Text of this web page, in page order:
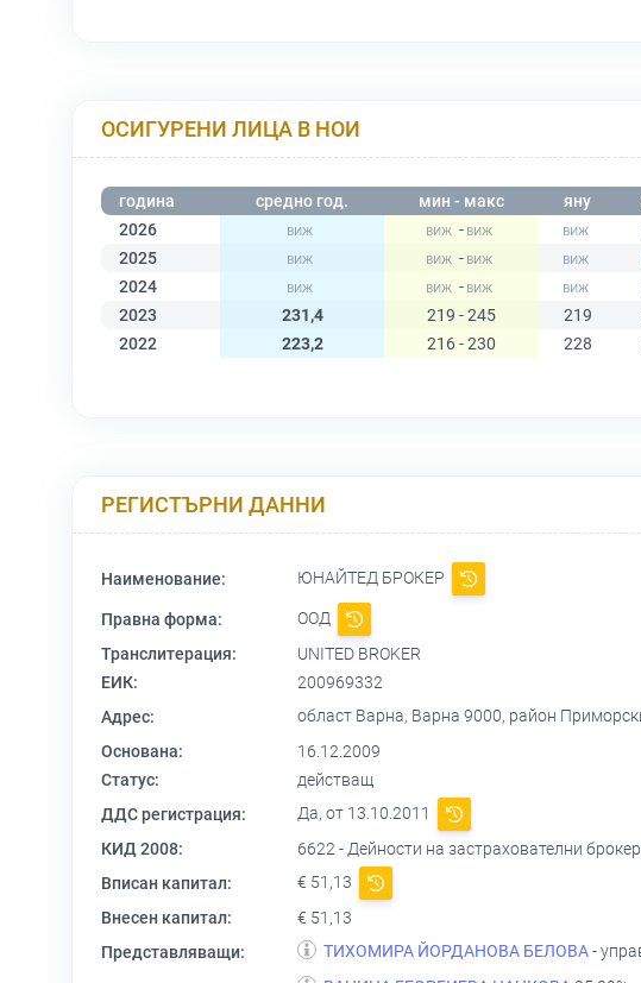
ОСИГУРЕНИ ЛИЦА В НОИ
година средно год. мин - макс яну
2026
-
2025
-
2024
-
2023
231,4 219 - 245 219
2022
223,2 216 - 230 228
РЕГИСТЪРНИ ДАННИ
Наименование: ЮНАЙТЕД БРОКЕР
Правна форма:
ООД
Транслитерация:
UNITED BROKER
ЕИК:
200969332
Адрес:
област Варна, Варна 9000, район
Основана:
16.12.2009
Статус:
действащ
ДДС регистрация:
Да, от 13.10.2011
КИД 2008:
6622 - Дейности на застрахователни
Вписан капитал:
€ 51,13
Внесен капитал:
€ 51,13
Представляващи:
ТИХОМИРА ЙОРДАНОВА БЕЛОВА-